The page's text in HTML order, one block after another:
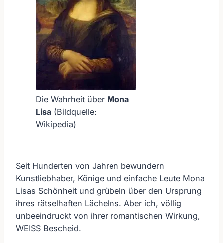
Die Wahrheit über Mona
Lisa (Bildquelle:
Wikipedia)
Seit Hunderten von Jahren bewundern
Kunstliebhaber, Könige und einfache Leute Mona
Lisas Schönheit und grübeln über den Ursprung
ihres rätselhaften Lächelns. Aber ich, völlig
unbeeindruckt von ihrer romantischen Wirkung,
WEISS Bescheid.